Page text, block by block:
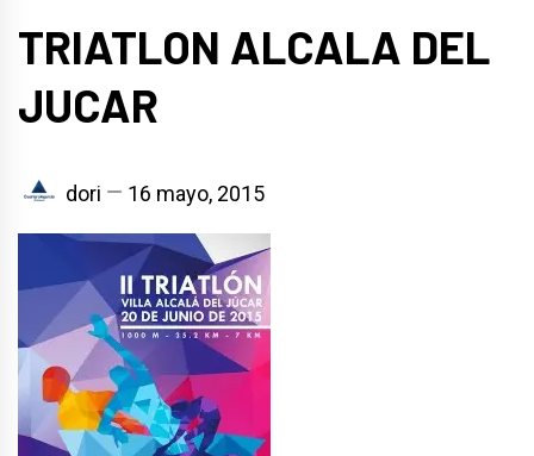
TRIATLON ALCALA DEL
JUCAR
dori 16 mayo, 2015